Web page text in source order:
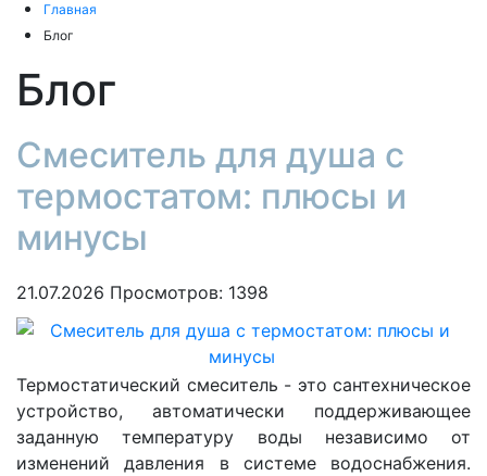
Главная
Блог
Блог
Смеситель для душа с
термостатом: плюсы и
минусы
21.07.2026 Просмотров: 1398
Термостатический смеситель - это сантехническое
устройство, автоматически поддерживающее
заданную температуру воды независимо от
изменений давления в системе водоснабжения.